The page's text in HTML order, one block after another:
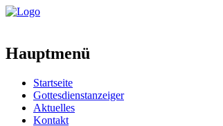
Hauptmenü
Startseite
Gottesdienstanzeiger
Aktuelles
Kontakt